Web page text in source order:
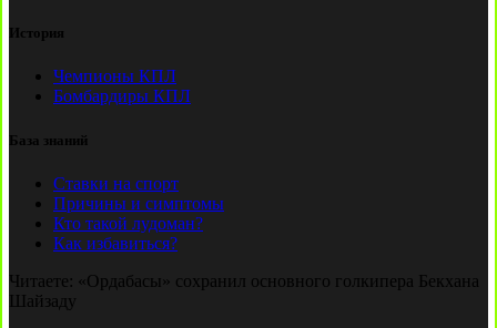
История
Чемпионы КПЛ
Бомбардиры КПЛ
База знаний
Ставки на спорт
Причины и симптомы
Кто такой лудоман?
Как избавиться?
Читаете: «Ордабасы» сохранил основного голкипера Бекхана
Шайзаду